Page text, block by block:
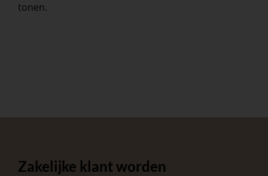
tonen.
Zakelijke klant worden